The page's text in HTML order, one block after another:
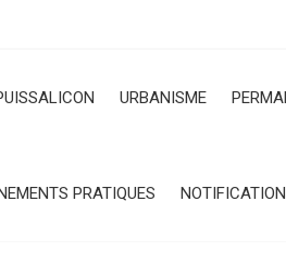
URBANISME
PRATIQUES